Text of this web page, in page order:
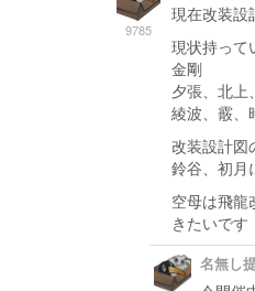
9785
現在改装設
現状持って
金剛
夕張、北上
綾波、霰、
改装設計図
鈴谷、初月
空母は飛龍
きたいです
名無し